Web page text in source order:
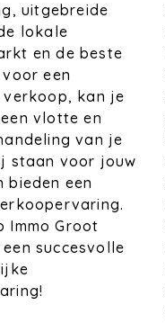
uitgebreide
lokale
en de beste
een
verkoop, kan je
vlotte en
van je
staan voor jouw
bieden een
Immo Groot
succesvolle